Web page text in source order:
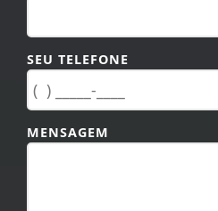
SEU TELEFONE
MENSAGEM